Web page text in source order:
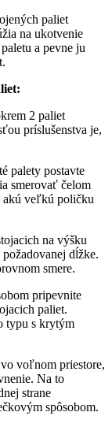
paliet
na ukotvenie
a pevne ju
2 paliet
príslušenstva je,
palety postavte
smerovať čelom
akú veľkú poličku
na výšku
dĺžke.
smere.
pripevnite
paliet.
typu s krytým
voľnom priestore,
Na to
strane
spôsobom.